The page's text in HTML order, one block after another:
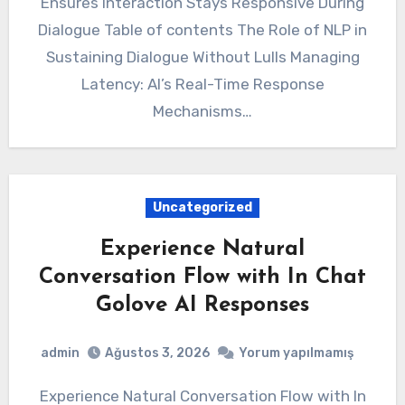
Dialogue Table of contents The Role of NLP in
Sustaining Dialogue Without Lulls Managing
Latency: AI’s Real-Time Response
Mechanisms…
Uncategorized
Experience Natural
Conversation Flow with In Chat
Golove AI Responses
admin Ağustos 3, 2026 Yorum yapılmamış
Experience Natural Conversation Flow with In